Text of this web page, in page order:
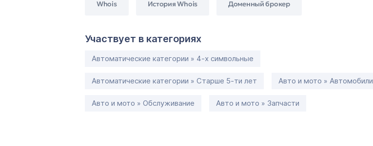
Whois История Whois Доменный брокер
Участвует в категориях
Автоматические категории » 4-х символьные
Автоматические категории » Старше 5-ти лет Авто и мото » Автомобили
Авто и мото » Обслуживание Авто и мото » Запчасти